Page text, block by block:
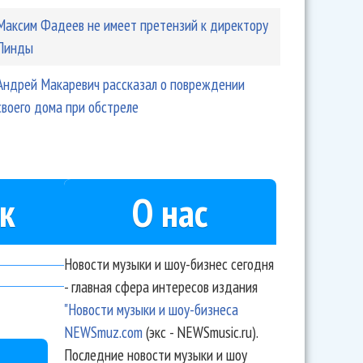
Фадеев не имеет претензий к директору
Макаревич рассказал о повреждении
дома при обстреле
О нас
Новости музыки и шоу-бизнес сегодня
- главная сфера интересов издания
"Новости музыки и шоу-бизнеса
NEWSmuz.com(экс - NEWSmusic.ru).
Последние новости музыки и шоу